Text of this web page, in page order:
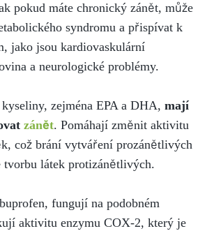
pokud máte chronický zánět, může
syndromu a přispívat k
jako jsou kardiovaskulární
a neurologické problémy.
zejména EPA a DHA, mají
zánět. Pomáhají změnit aktivitu
což brání vytváření prozánětlivých
tvorbu látek protizánětlivých.
fungují na podobném
aktivitu enzymu COX-2, který je